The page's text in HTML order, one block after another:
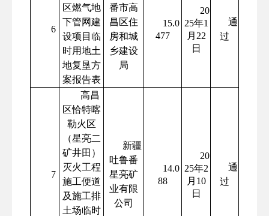
6
区燃气地
下管网建
设项目临
时用地土
地复垦方
案报告表
番市高
昌区住
房和城
乡建设
局
15.0
477
20
25年1
月22
日
通
过
7
高昌
区恰特喀
勒火区
（星亮二
矿井田）
灭火工程
施工便道
及施工排
土场临时
新疆
吐鲁番
星亮矿
业有限
公司
14.0
88
20
25年2
月10
日
通
过